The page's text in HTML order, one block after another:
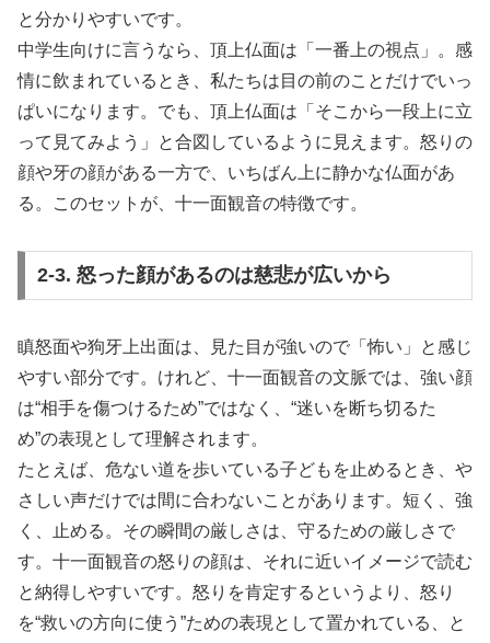
と分かりやすいです。
中学生向けに言うなら、頂上仏面は「一番上の視点」。感
情に飲まれているとき、私たちは目の前のことだけでいっ
ぱいになります。でも、頂上仏面は「そこから一段上に立
って見てみよう」と合図しているように見えます。怒りの
顔や牙の顔がある一方で、いちばん上に静かな仏面があ
る。このセットが、十一面観音の特徴です。
2-3. 怒った顔があるのは慈悲が広いから
瞋怒面や狗牙上出面は、見た目が強いので「怖い」と感じ
やすい部分です。けれど、十一面観音の文脈では、強い顔
は“相手を傷つけるため”ではなく、“迷いを断ち切るた
め”の表現として理解されます。
たとえば、危ない道を歩いている子どもを止めるとき、や
さしい声だけでは間に合わないことがあります。短く、強
く、止める。その瞬間の厳しさは、守るための厳しさで
す。十一面観音の怒りの顔は、それに近いイメージで読む
と納得しやすいです。怒りを肯定するというより、怒り
を“救いの方向に使う”ための表現として置かれている、と